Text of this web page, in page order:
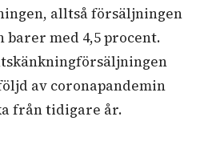
alltså försäljningen
med 4,5 procent.
av coronapandemin
från tidigare år.